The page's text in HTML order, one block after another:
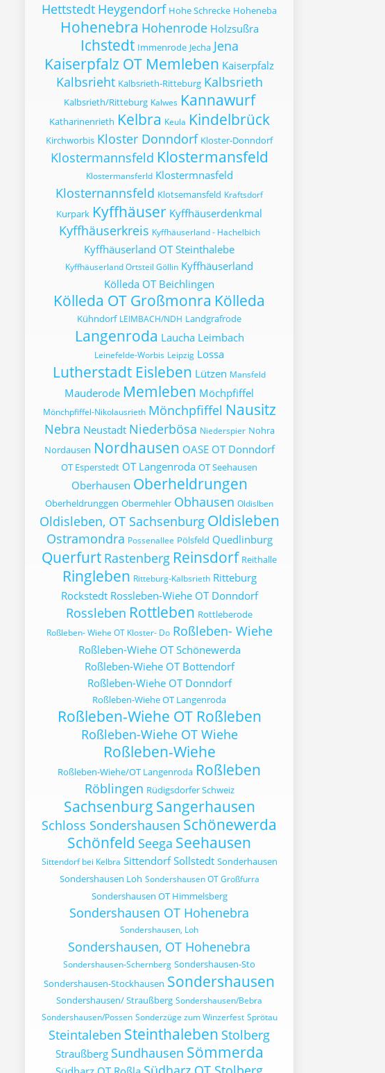
Hettstedt Heygendorf Hohe Schrecke Hoheneba
Hohenebra Hohenrode Holzsußra
Ichstedt Immenrode Jecha Jena
Kaiserpfalz OT Memleben Kaiserpfalz
Kalbsrieht Kalbsrieth-Ritteburg Kalbsrieth
Kalbsrieth/Ritteburg Kalwes Kannawurf
Katharinenrieth Kelbra Keula Kindelbrück
Kirchworbis Kloster Donndorf Kloster-Donndorf
Klostermannsfeld Klostermansfeld
Klostermansferld Klostermnasfeld
Klosternannsfeld Klotsemansfeld Kraftsdorf
Kurpark Kyffhäuser Kyffhäuserdenkmal
Kyffhäuserkreis Kyffhäuserland - Hachelbich
Kyffhäuserland OT Steinthalebe
Kyffhäuserland Ortsteil Göllin Kyffhäuserland
Kölleda OT Beichlingen
Kölleda OT Großmonra Kölleda
Kühndorf LEIMBACH/NDH Landgrafrode
Langenroda Laucha Leimbach
Leinefelde-Worbis Leipzig Lossa
Lutherstadt Eisleben Lützen Mansfeld
Mauderode Memleben Möchpfiffel
Mönchpfiffel-Nikolausrieth Mönchpfiffel Nausitz
Nebra Neustadt Niederbösa Niederspier Nohra
Nordausen Nordhausen OASE OT Donndorf
OT Esperstedt OT Langenroda OT Seehausen
Oberhausen Oberheldrungen
Oberheldrunggen Obermehler Obhausen Oldislben
Oldisleben, OT Sachsenburg Oldisleben
Ostramondra Possenallee Pölsfeld Quedlinburg
Querfurt Rastenberg Reinsdorf Reithalle
Ringleben Ritteburg-Kalbsrieth Ritteburg
Rockstedt Rossleben-Wiehe OT Donndorf
Rossleben Rottleben Rottleberode
Roßleben- Wiehe OT Kloster- Do Roßleben- Wiehe
Roßleben-Wiehe OT Schönewerda
Roßleben-Wiehe OT Bottendorf
Roßleben-Wiehe OT Donndorf
Roßleben-Wiehe OT Langenroda
Roßleben-Wiehe OT Roßleben
Roßleben-Wiehe OT Wiehe
Roßleben-Wiehe
Roßleben-Wiehe/OT Langenroda Roßleben
Röblingen Rüdigsdorfer Schweiz
Sachsenburg Sangerhausen
Schloss Sondershausen Schönewerda
Schönfeld Seega Seehausen
Sittendorf bei Kelbra Sittendorf Sollstedt Sonderhausen
Sondershausen Loh Sondershausen OT Großfurra
Sondershausen OT Himmelsberg
Sondershausen OT Hohenebra
Sondershausen, Loh
Sondershausen, OT Hohenebra
Sondershausen-Schernberg Sondershausen-Sto
Sondershausen-Stockhausen Sondershausen
Sondershausen/ Straußberg Sondershausen/Bebra
Sondershausen/Possen Sonderzüge zum Winzerfest Sprötau
Steintaleben Steinthaleben Stolberg
Straußberg Sundhausen Sömmerda